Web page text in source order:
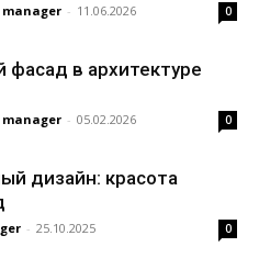
manager - 11.06.2026 0
фасад в архитектуре
manager - 05.02.2026 0
дизайн: красота
- 25.10.2025 0